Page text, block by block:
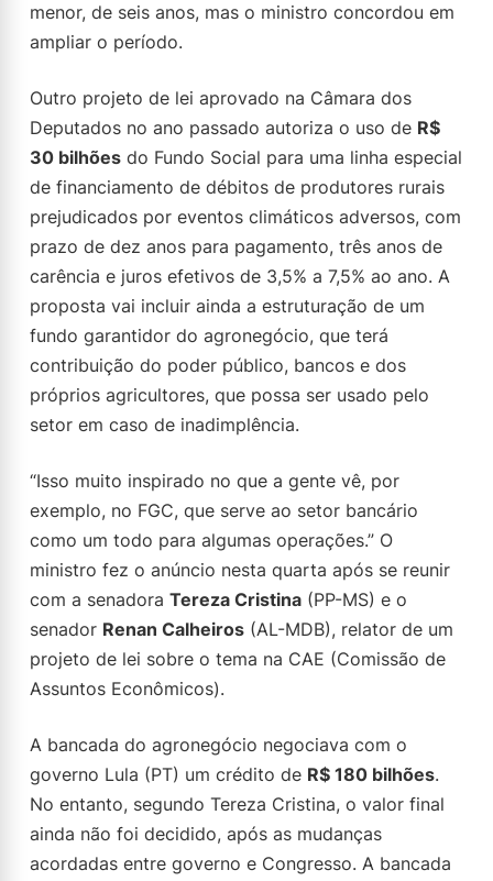
menor, de seis anos, mas o ministro concordou em
ampliar o período.
Outro projeto de lei aprovado na Câmara dos
Deputados no ano passado autoriza o uso de R$
30 bilhões do Fundo Social para uma linha especial
de financiamento de débitos de produtores rurais
prejudicados por eventos climáticos adversos, com
prazo de dez anos para pagamento, três anos de
carência e juros efetivos de 3,5% a 7,5% ao ano. A
proposta vai incluir ainda a estruturação de um
fundo garantidor do agronegócio, que terá
contribuição do poder público, bancos e dos
próprios agricultores, que possa ser usado pelo
setor em caso de inadimplência.
“Isso muito inspirado no que a gente vê, por
exemplo, no FGC, que serve ao setor bancário
como um todo para algumas operações.” O
ministro fez o anúncio nesta quarta após se reunir
com a senadora Tereza Cristina (PP-MS) e o
senador Renan Calheiros (AL-MDB), relator de um
projeto de lei sobre o tema na CAE (Comissão de
Assuntos Econômicos).
A bancada do agronegócio negociava com o
governo Lula (PT) um crédito de R$ 180 bilhões.
No entanto, segundo Tereza Cristina, o valor final
ainda não foi decidido, após as mudanças
acordadas entre governo e Congresso. A bancada